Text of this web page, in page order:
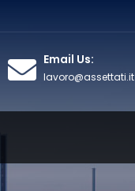
Email Us:
lavoro@assettati.it